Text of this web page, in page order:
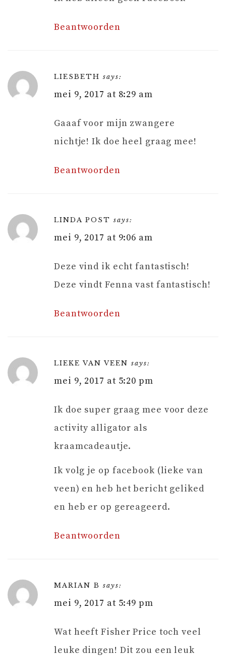
Beantwoorden
LIESBETH says:
mei 9, 2017 at 8:29 am
Gaaaf voor mijn zwangere
nichtje! Ik doe heel graag mee!
Beantwoorden
LINDA POST says:
mei 9, 2017 at 9:06 am
Deze vind ik echt fantastisch!
Deze vindt Fenna vast fantastisch!
Beantwoorden
LIEKE VAN VEEN says:
mei 9, 2017 at 5:20 pm
Ik doe super graag mee voor deze
activity alligator als
kraamcadeautje.
Ik volg je op facebook (lieke van
veen) en heb het bericht geliked
en heb er op gereageerd.
Beantwoorden
MARIAN B says:
mei 9, 2017 at 5:49 pm
Wat heeft Fisher Price toch veel
leuke dingen! Dit zou een leuk